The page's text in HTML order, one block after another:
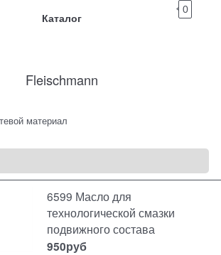
Каталог
0
Fleischmann
материал
6599 Масло для
технологической смазки
подвижного состава
950руб